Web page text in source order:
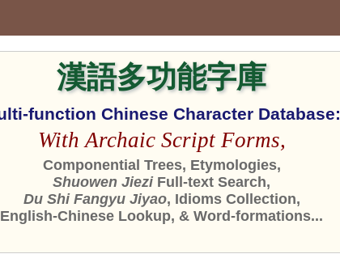
漢語多功能字庫
function Chinese Character Database:
With Archaic Script Forms,
Componential Trees, Etymologies,
Shuowen JieziFull-text Search,
Du Shi Fangyu Jiyao, Idioms Collection,
English-Chinese Lookup, & Word-formations...